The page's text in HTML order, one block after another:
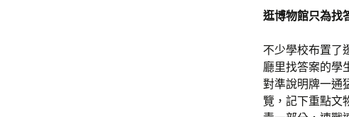
逛博物館只為找
不少學校布置了
廳里找答案的學
對準說明牌一通
覽，記下重點文